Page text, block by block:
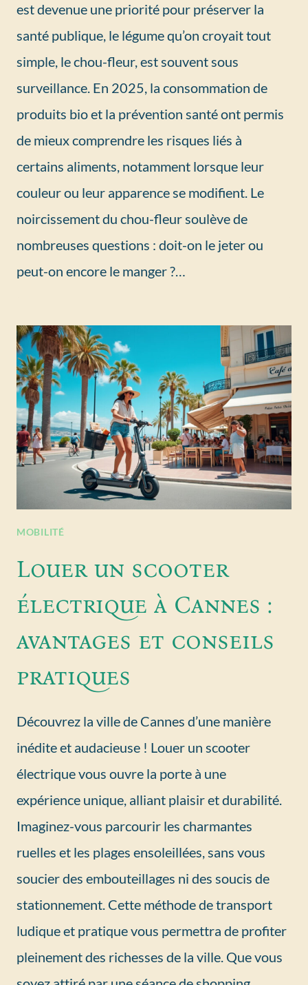
est devenue une priorité pour préserver la
santé publique, le légume qu’on croyait tout
simple, le chou-fleur, est souvent sous
surveillance. En 2025, la consommation de
produits bio et la prévention santé ont permis
de mieux comprendre les risques liés à
certains aliments, notamment lorsque leur
couleur ou leur apparence se modifient. Le
noircissement du chou-fleur soulève de
nombreuses questions : doit-on le jeter ou
peut-on encore le manger ?…
MOBILITÉ
Louer un scooter
électrique à Cannes :
avantages et conseils
pratiques
Découvrez la ville de Cannes d’une manière
inédite et audacieuse ! Louer un scooter
électrique vous ouvre la porte à une
expérience unique, alliant plaisir et durabilité.
Imaginez-vous parcourir les charmantes
ruelles et les plages ensoleillées, sans vous
soucier des embouteillages ni des soucis de
stationnement. Cette méthode de transport
ludique et pratique vous permettra de profiter
pleinement des richesses de la ville. Que vous